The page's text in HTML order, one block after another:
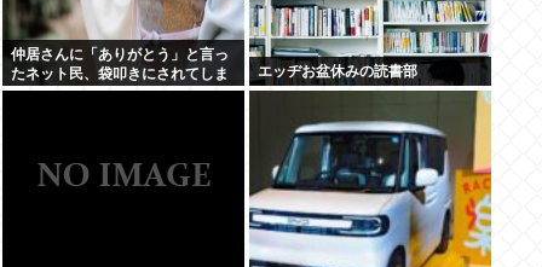
仲居さんに「ありがとう」と言っ
たネット民、袋叩きにされてしま
う…
エッヂお盆休みの読書部